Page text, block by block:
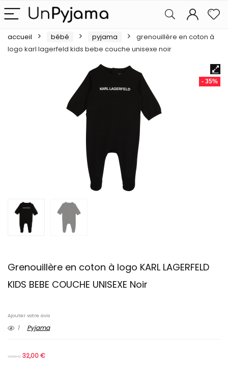
accueil bébé pyjama
grenouillère en coton à
logo karl lagerfeld kids bebe couche unisexe noir
- 35%
Grenouillère en coton à logo KARL LAGERFELD
KIDS BEBE COUCHE UNISEXE Noir
Ajouter votre avis
1 Pyjama
49,00€ 32,00€